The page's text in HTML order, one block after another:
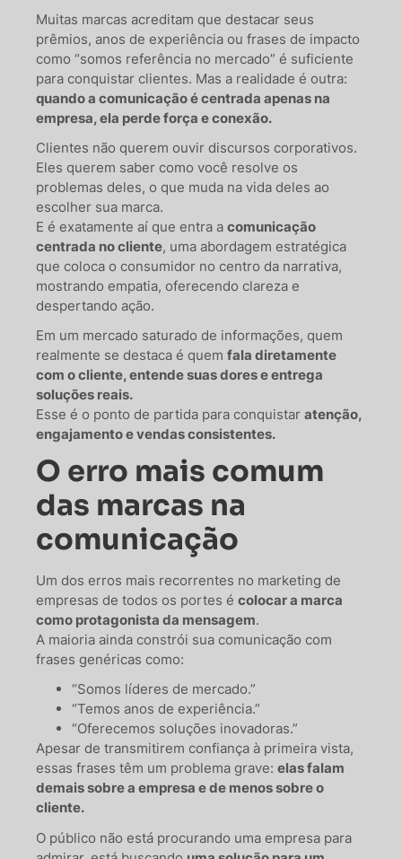
Muitas marcas acreditam que destacar seus
prêmios, anos de experiência ou frases de impacto
como “somos referência no mercado” é suficiente
para conquistar clientes. Mas a realidade é outra:
quando a comunicação é centrada apenas na
empresa, ela perde força e conexão.
Clientes não querem ouvir discursos corporativos.
Eles querem saber como você resolve os
problemas deles, o que muda na vida deles ao
escolher sua marca.
E é exatamente aí que entra a comunicação
centrada no cliente, uma abordagem estratégica
que coloca o consumidor no centro da narrativa,
mostrando empatia, oferecendo clareza e
despertando ação.
Em um mercado saturado de informações, quem
realmente se destaca é quem fala diretamente
com o cliente, entende suas dores e entrega
soluções reais.
Esse é o ponto de partida para conquistar atenção,
engajamento e vendas consistentes.
O erro mais comum
das marcas na
comunicação
Um dos erros mais recorrentes no marketing de
empresas de todos os portes é colocar a marca
como protagonista da mensagem.
A maioria ainda constrói sua comunicação com
frases genéricas como:
“Somos líderes de mercado.”
“Temos anos de experiência.”
“Oferecemos soluções inovadoras.”
Apesar de transmitirem confiança à primeira vista,
essas frases têm um problema grave: elas falam
demais sobre a empresa e de menos sobre o
cliente.
O público não está procurando uma empresa para